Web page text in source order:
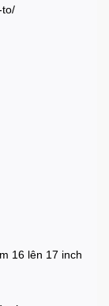
to/
16 lên 17 inch